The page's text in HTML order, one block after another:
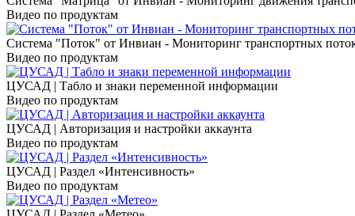
Видео по продуктам
Система "Поток" от Инвиан - Мониторинг транспортных
Видео по продуктам
ЦУСАД | Табло и знаки переменной информации
Видео по продуктам
ЦУСАД | Авторизация и настройки аккаунта
Видео по продуктам
ЦУСАД | Раздел «Интенсивность»
Видео по продуктам